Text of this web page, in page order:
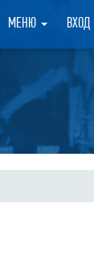
МЕНЮ ВХОД